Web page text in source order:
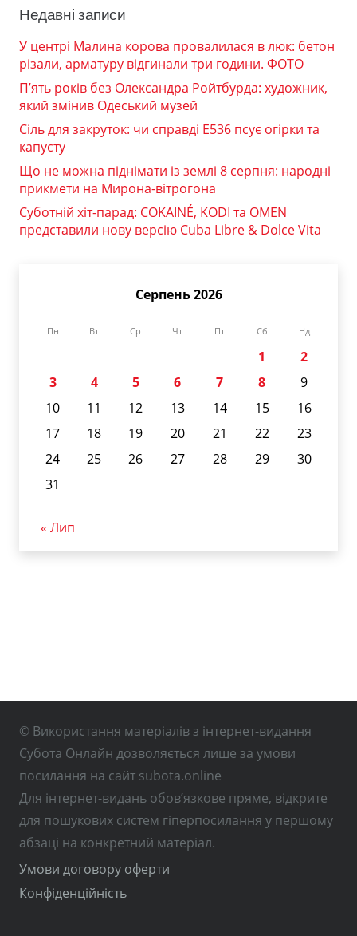
Недавні записи
У центрі Малина корова провалилася в люк: бетон
різали, арматуру відгинали три години. ФОТО
П’ять років без Олександра Ройтбурда: художник,
який змінив Одеський музей
Сіль для закруток: чи справді Е536 псує огірки та
капусту
Що не можна піднімати із землі 8 серпня: народні
прикмети на Мирона-вітрогона
Суботній хіт-парад: COKAINÉ, KODI та OMEN
представили нову версію Cuba Libre & Dolce Vita
Серпень 2026
Пн Вт Ср Чт Пт Сб Нд
1
2
3
4 5 6 7 8
9
10
11 12 13 14 15
16
17
18 19 20 21 22
23
24
25 26 27 28 29
30
31
« Лип
© Використання матеріалів з інтернет-видання
Субота Онлайн дозволяється лише за умови
посилання на сайт subota.online
Для інтернет-видань обов’язкове пряме, відкрите
для пошукових систем гіперпосилання у першому
абзаці на конкретний матеріал.
Умови договору оферти
Конфіденційність